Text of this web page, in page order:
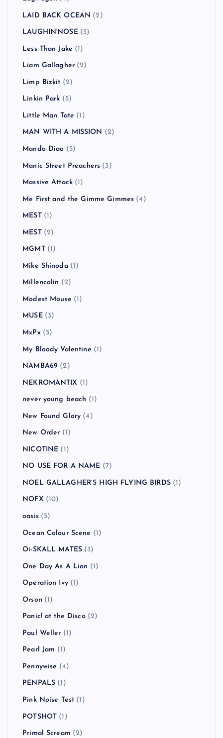
LAID BACK OCEAN (2)
LAUGHIN'NOSE(5)
Less Than Jake (1)
Liam Gallagher (2)
Limp Bizkit (2)
Linkin Park (5)
Little Man Tate (1)
MAN WITH A MISSION (2)
Mando Diao (5)
Manic Street Preachers (3)
Massive Attack (1)
Me First and the Gimme Gimmes (4)
MEST(1)
MEST(2)
MGMT(1)
Mike Shinoda(1)
Millencolin (2)
Modest Mouse (1)
MUSE(3)
MxPx(5)
My Bloody Valentine (1)
NAMBA69 (2)
NEKROMANTIX (1)
never young beach (1)
New Found Glory (4)
New Order (1)
NICOTINE (1)
NO USE FOR A NAME (7)
NOEL GALLAGHER’S HIGH FLYING BIRDS(1)
NOFX (10)
oasis(5)
Ocean Colour Scene (1)
Oi-SKALL MATES (3)
One Day As A Lion (1)
Operation Ivy(1)
Orson (1)
Panic! at the Disco(2)
Paul Weller (1)
Pearl Jam (1)
Pennywise (4)
PENPALS (1)
Pink Noise Test (1)
POTSHOT (1)
Primal Scream (2)